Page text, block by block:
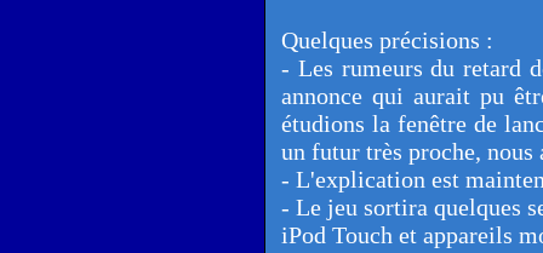
Quelques précisions :
- Les rumeurs du retard
annonce qui aurait pu
étudions la fenêtre de
un futur très proche,
- L'explication est
- Le jeu sortira quelques
iPod Touch et appareils